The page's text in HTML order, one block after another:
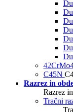
C45N
Razrez in
Razrez
Tračni